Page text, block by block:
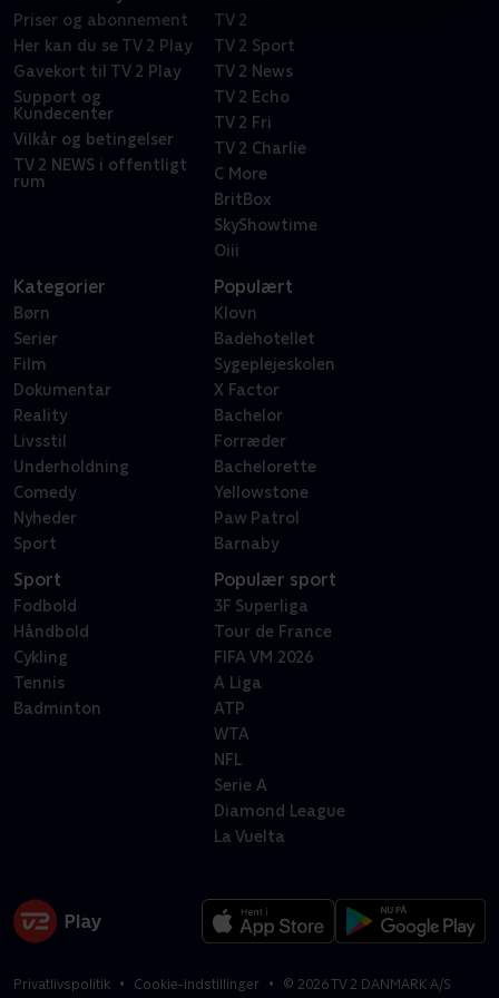
Priser og abonnement
Her kan du se TV 2 Play
Gavekort til TV 2 Play
Support og
Kundecenter
Vilkår og betingelser
TV 2 NEWS i offentligt
rum
TV 2
TV 2 Sport
TV 2 News
TV 2 Echo
TV 2 Fri
TV 2 Charlie
C More
BritBox
SkyShowtime
Oiii
Kategorier
Børn
Serier
Film
Dokumentar
Reality
Livsstil
Underholdning
Comedy
Nyheder
Sport
Populært
Klovn
Badehotellet
Sygeplejeskolen
X Factor
Bachelor
Forræder
Bachelorette
Yellowstone
Paw Patrol
Barnaby
Sport
Fodbold
Håndbold
Cykling
Tennis
Badminton
Populær sport
3F Superliga
Tour de France
FIFA VM 2026
A Liga
ATP
WTA
NFL
Serie A
Diamond League
La Vuelta
Privatlivspolitik Cookie-indstillinger © 2026TV 2 DANMARK A/S